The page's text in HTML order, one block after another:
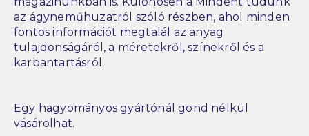
az ágyneműhuzatról szóló részben, ahol minden
fontos információt megtalál az anyag
tulajdonságáról, a méretekről, színekről és a
karbantartásról.
Egy hagyományos gyártónál gond nélkül
vásárolhat.